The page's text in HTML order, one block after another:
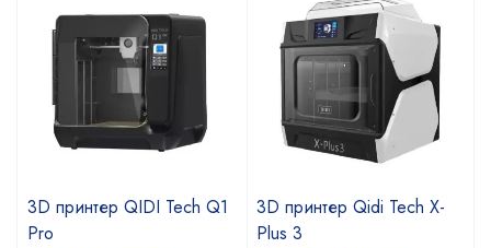
3D принтер QIDI Tech Q1
Pro
3D принтер Qidi Tech X-
Plus 3